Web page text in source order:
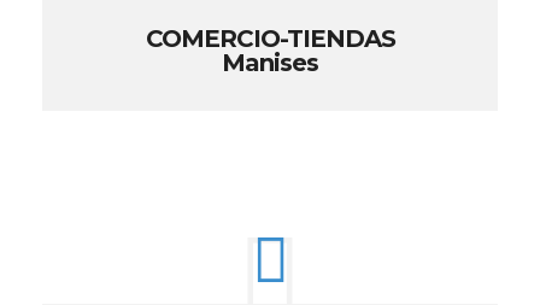
COMERCIO-TIENDAS
Manises